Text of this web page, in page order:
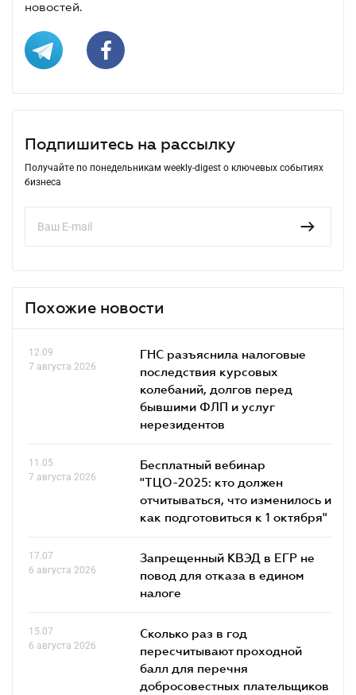
новостей.
Подпишитесь на рассылку
Получайте по понедельникам weekly-digest о ключевых событиях
бизнеса
Похожие новости
12.09
7 августа 2026
ГНС разъяснила налоговые
последствия курсовых
колебаний, долгов перед
бывшими ФЛП и услуг
нерезидентов
11.05
7 августа 2026
Бесплатный вебинар
"ТЦО-2025: кто должен
отчитываться, что изменилось и
как подготовиться к 1 октября"
17.07
6 августа 2026
Запрещенный КВЭД в ЕГР не
повод для отказа в едином
налоге
15.07
6 августа 2026
Сколько раз в год
пересчитывают проходной
балл для перечня
добросовестных плательщиков